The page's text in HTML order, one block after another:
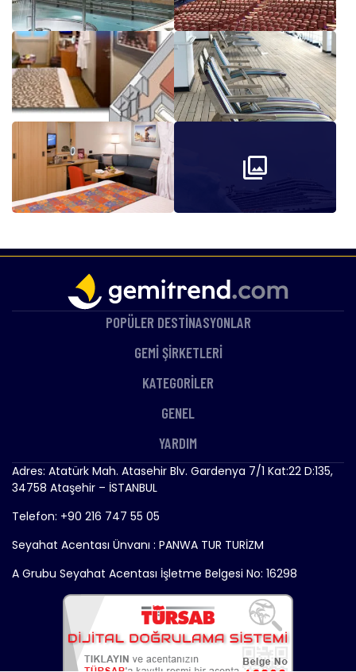
POPÜLER DESTİNASYONLAR
GEMİ ŞİRKETLERİ
KATEGORİLER
GENEL
YARDIM
Adres: Atatürk Mah. Atasehir Blv. Gardenya 7/1 Kat:22 D:135,
34758 Ataşehir – İSTANBUL
Telefon: +90 216 747 55 05
Seyahat Acentası Ünvanı : PANWA TUR TURİZM
A Grubu Seyahat Acentası İşletme Belgesi No: 16298